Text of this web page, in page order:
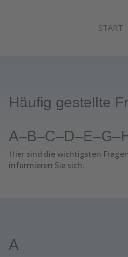
START
Häufig gestellte
A–B–C–D–E–G–
Hier sind die wichtigsten
informieren Sie sich.
A